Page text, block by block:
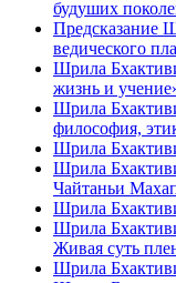
будуших
Предсказание
ведического
Шрила
жизнь и
Шрила
философия,
Шрила
Шрила
Чайтаньи
Шрила
Шрила
Живая суть
Шрила